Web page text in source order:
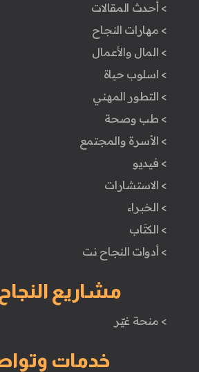
> أحدث المقالات
> مهارات النجاح
> المال والأعمال
> اسلوب حياة
> التطور المهني
> طب وصحة
> الأسرة والمجتمع
> فيديو
> الاستشارات
> الخبراء
> الكتَاب
> أدوات النجاح نت
مشاريع
> منحة غيّر
خدمات